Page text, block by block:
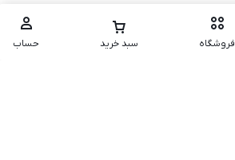
فروشگاه سبد خرید حساب